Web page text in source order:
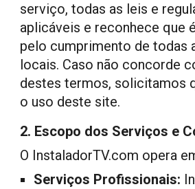
serviço, todas as leis e
aplicáveis e reconhece que
pelo cumprimento de todas
locais. Caso não concorde
destes termos, solicitamos
o uso deste site.
2. Escopo dos Serviços e
O InstaladorTV.com opera
Serviços Profissionais: